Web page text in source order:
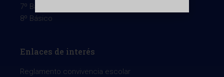
7º Básico
8º Básico
Enlaces de interés
Reglamento convivencia escolar